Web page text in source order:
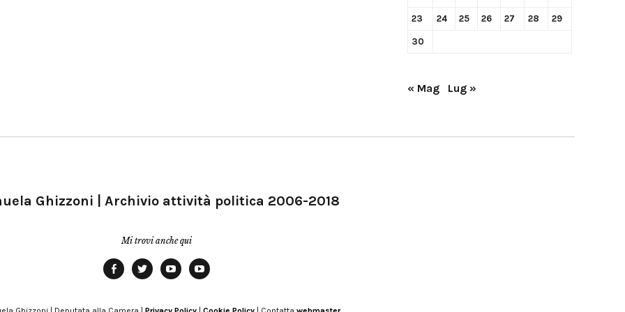
23 24 25 26 27 28 29
30
« Mag Lug »
Ghizzoni | Archivio attività politica 2006-2018
Mi trovi anche qui
Modena